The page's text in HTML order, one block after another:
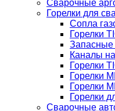
Сварочные
Горелки для
Сопла
Горелки
Запасные
Каналы
Горелки
Горелки
Горелки
Горелки
Сварочные